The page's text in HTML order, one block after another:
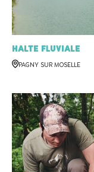
Halte fluviale
PAGNY SUR MOSELLE